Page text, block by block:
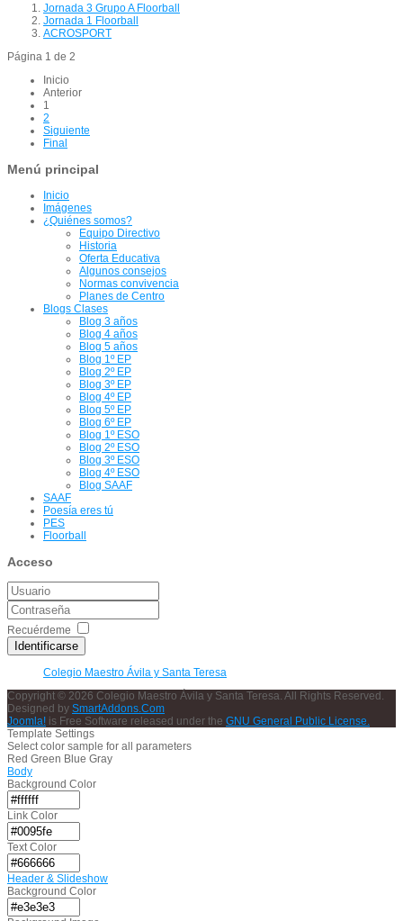
Jornada 3 Grupo A Floorball
Jornada 1 Floorball
ACROSPORT
Página 1 de 2
Inicio
Anterior
1
2
Siguiente
Final
Menú principal
Inicio
Imágenes
¿Quiénes somos?
Equipo Directivo
Historia
Oferta Educativa
Algunos consejos
Normas convivencia
Planes de Centro
Blogs Clases
Blog 3 años
Blog 4 años
Blog 5 años
Blog 1º EP
Blog 2º EP
Blog 3º EP
Blog 4º EP
Blog 5º EP
Blog 6º EP
Blog 1º ESO
Blog 2º ESO
Blog 3º ESO
Blog 4º ESO
Blog SAAF
SAAF
Poesía eres tú
PES
Floorball
Acceso
Recuérdeme
Identificarse
Colegio Maestro Ávila y Santa Teresa
Copyright © 2026 Colegio Maestro Ávila y Santa Teresa. All Rights Reserved.
Designed by SmartAddons.Com
Joomla! is Free Software released under the GNU General Public License.
Template Settings
Select color sample for all parameters
Red Green Blue Gray
Body
Background Color
Link Color
Text Color
Header & Slideshow
Background Color